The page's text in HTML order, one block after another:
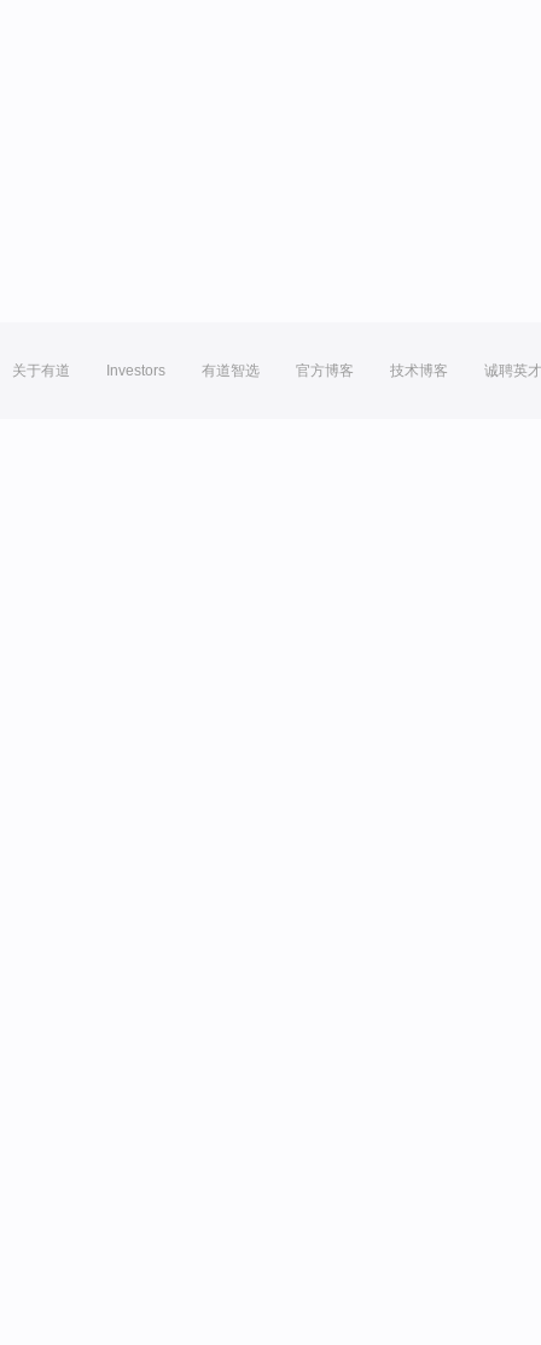
关于有道 Investors 有道智选 官方博客 技术博客 诚聘英才